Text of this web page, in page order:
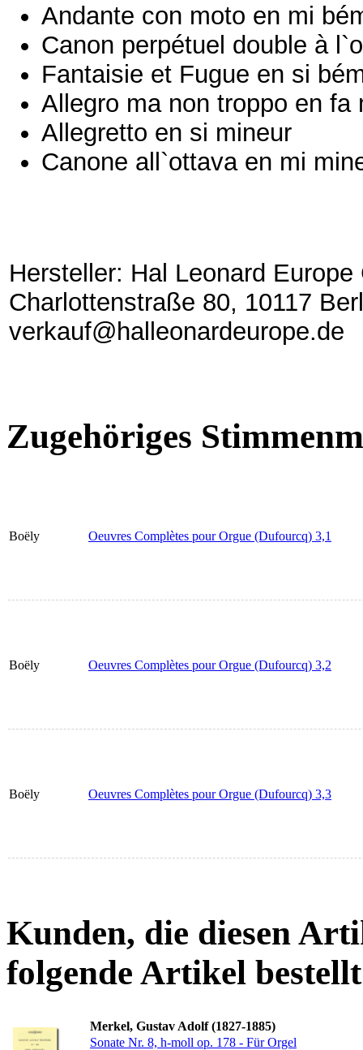
Andante con moto en mi
Canon perpétuel double à
Fantaisie et Fugue en si
Allegro ma non troppo en fa
Allegretto en si mineur
Canone all`ottava en mi
Hersteller: Hal Leonard
Charlottenstraße 80, 10117
verkauf@halleonardeurope.de
Zugehöriges
Boëly Oeuvres Complètes pour Orgue (Dufourcq) 3,1
Boëly Oeuvres Complètes pour Orgue (Dufourcq) 3,2
Boëly Oeuvres Complètes pour Orgue (Dufourcq) 3,3
Kunden, die diesen
folgende Artikel
Merkel, Gustav Adolf (1827-1885)
Sonate Nr. 8, h-moll op. 178 - Für Orgel